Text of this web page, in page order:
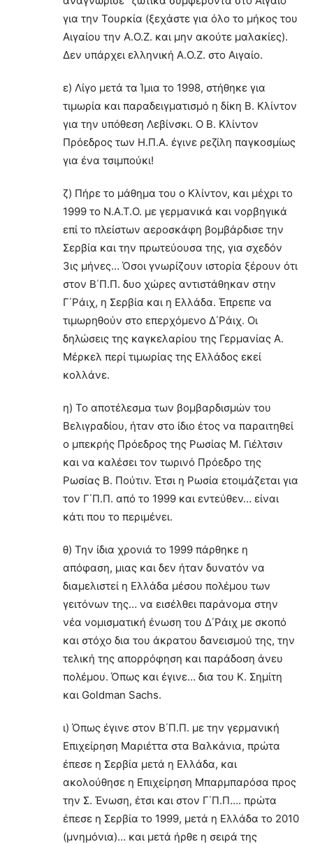
για την Τουρκία (ξεχάστε για όλο το μήκος του
Αιγαίου την Α.Ο.Ζ. και μην ακούτε μαλακίες).
Δεν υπάρχει ελληνική Α.Ο.Ζ. στο Αιγαίο.
ε) Λίγο μετά τα Ίμια το 1998, στήθηκε για
τιμωρία και παραδειγματισμό η δίκη Β. Κλίντον
για την υπόθεση Λεβίνσκι. Ο Β. Κλίντον
Πρόεδρος των Η.Π.Α. έγινε ρεζίλη παγκοσμίως
για ένα τσιμπούκι!
ζ) Πήρε το μάθημα του ο Κλίντον, και μέχρι το
1999 το Ν.Α.Τ.Ο. με γερμανικά και νορβηγικά
επί το πλείστων αεροσκάφη βομβάρδισε την
Σερβία και την πρωτεύουσα της, για σχεδόν
3ις μήνες… Όσοι γνωρίζουν ιστορία ξέρουν ότι
στον Β΄Π.Π. δυο χώρες αντιστάθηκαν στην
Γ΄Ράιχ, η Σερβία και η Ελλάδα. Έπρεπε να
τιμωρηθούν στο επερχόμενο Δ΄Ράιχ. Οι
δηλώσεις της καγκελαρίου της Γερμανίας Α.
Μέρκελ περί τιμωρίας της Ελλάδος εκεί
κολλάνε.
η) Το αποτέλεσμα των βομβαρδισμών του
Βελιγραδίου, ήταν στο ίδιο έτος να παραιτηθεί
ο μπεκρής Πρόεδρος της Ρωσίας Μ. Γιέλτσιν
και να καλέσει τον τωρινό Πρόεδρο της
Ρωσίας Β. Πούτιν. Έτσι η Ρωσία ετοιμάζεται για
τον Γ΄Π.Π. από το 1999 και εντεύθεν… είναι
κάτι που το περιμένει.
θ) Την ίδια χρονιά το 1999 πάρθηκε η
απόφαση, μιας και δεν ήταν δυνατόν να
διαμελιστεί η Ελλάδα μέσου πολέμου των
γειτόνων της… να εισέλθει παράνομα στην
νέα νομισματική ένωση του Δ΄Ράιχ με σκοπό
και στόχο δια του άκρατου δανεισμού της, την
τελική της απορρόφηση και παράδοση άνευ
πολέμου. Όπως και έγινε… δια του Κ. Σημίτη
και Goldman Sachs.
ι) Όπως έγινε στον Β΄Π.Π. με την γερμανική
Επιχείρηση Μαριέττα στα Βαλκάνια, πρώτα
έπεσε η Σερβία μετά η Ελλάδα, και
ακολούθησε η Επιχείρηση Μπαρμπαρόσα προς
την Σ. Ένωση, έτσι και στον Γ΄Π.Π…. πρώτα
έπεσε η Σερβία το 1999, μετά η Ελλάδα το 2010
(μνημόνια)… και μετά ήρθε η σειρά της